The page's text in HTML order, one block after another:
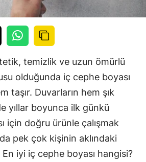
temizlik ve uzun ömürlü
olduğunda iç cephe boyası
taşır. Duvarların hem şık
yıllar boyunca ilk günkü
için doğru ürünle çalışmak
pek çok kişinin aklındaki
iyi iç cephe boyası hangisi?